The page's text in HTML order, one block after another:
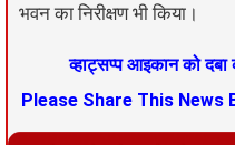
भवन का निरीक्षण भी किया।
व्हाट्सप्प आइकान को
Please Share This